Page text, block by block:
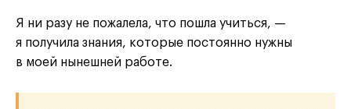
Я ни разу не пожалела, что пошла учиться, —
я получила знания, которые постоянно нужны
в моей нынешней работе.